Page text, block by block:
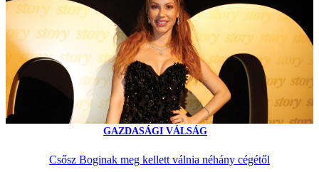
GAZDASÁGI VÁLSÁG
Csősz Boginak meg kellett válnia néhány cégétől